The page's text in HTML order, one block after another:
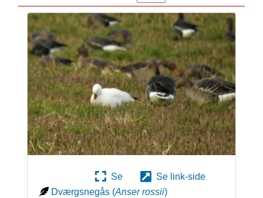
Se
Se link-side
Dværgsnegås (Anser rossii)